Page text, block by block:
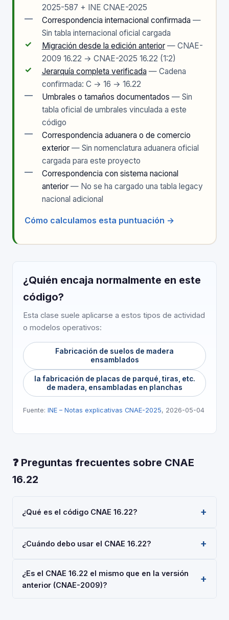
2025-587 + INE CNAE-2025
— Correspondencia internacional confirmada —
Sin tabla internacional oficial cargada
✓ Migración desde la edición anterior — CNAE-
2009 16.22 → CNAE-2025 16.22 (1:2)
✓ Jerarquía completa verificada — Cadena
confirmada: C → 16 → 16.22
— Umbrales o tamaños documentados — Sin
tabla oficial de umbrales vinculada a este
código
—
Correspondencia aduanera o de comercio
exterior — Sin nomenclatura aduanera oficial
cargada para este proyecto
—
Correspondencia con sistema nacional
anterior — No se ha cargado una tabla legacy
nacional adicional
Cómo calculamos esta puntuación →
¿Quién encaja normalmente en este
código?
Esta clase suele aplicarse a estos tipos de actividad
o modelos operativos:
Fabricación de suelos de madera
ensamblados
la fabricación de placas de parqué, tiras, etc.
de madera, ensambladas en planchas
Fuente: INE – Notas explicativas CNAE-2025, 2026-05-04
❓ Preguntas frecuentes sobre CNAE
16.22
¿Qué es el código CNAE 16.22?
suelos de madera ensamblados', según la
2025 (CNAE-2025), aprobada por Real Decreto
10/2025. Es un código de nivel 'Clase' usado en
¿Cuándo debo usar el CNAE 16.22?
'Fabricación de suelos de madera ensamblados'.
Deberás indicarlo al darte de alta en la Seguridad
¿Es el CNAE 16.22 el mismo que en la versión
anterior (CNAE-2009)?